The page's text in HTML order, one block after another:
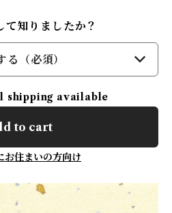
て知りましたか？
る（必須）
shipping available
to cart
お住まいの方向け